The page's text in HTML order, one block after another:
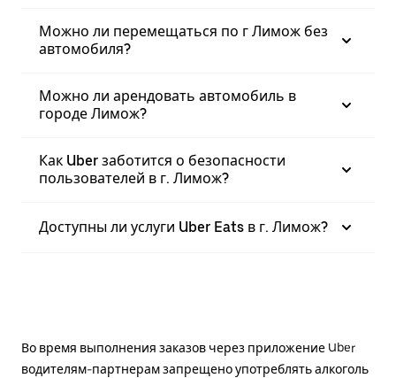
Можно ли перемещаться по г Лимож без
автомобиля?
Можно ли арендовать автомобиль в
городе Лимож?
Как Uber заботится о безопасности
пользователей в г. Лимож?
Доступны ли услуги Uber Eats в г. Лимож?
Во время выполнения заказов через приложение Uber
водителям-партнерам запрещено употреблять алкоголь